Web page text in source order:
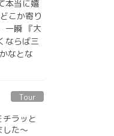
本当に嬉
こか寄り
一瞬 『大
ならば三
なとな
Tour
ラッと
した〜